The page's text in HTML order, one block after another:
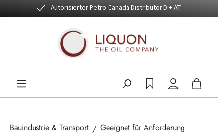
Zum Hauptinhalt springenAutorisierter Petro-Canada Distributor D + AT
Bauindustrie & Transport
Geeignet für Anforderung